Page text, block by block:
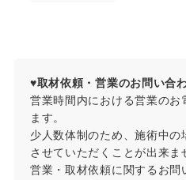
♥取材依頼・営業のお問い合
営業時間内における営業のお
ます。
少人数体制のため、施術中
させていただくことが出来ま
営業・取材依頼に関するお問